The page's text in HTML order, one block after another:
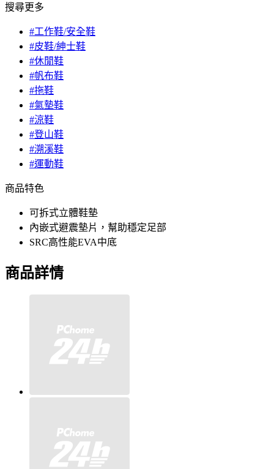
搜尋更多
#工作鞋/安全鞋
#皮鞋/紳士鞋
#休閒鞋
#帆布鞋
#拖鞋
#氣墊鞋
#涼鞋
#登山鞋
#溯溪鞋
#運動鞋
商品特色
可拆式立體鞋墊
內嵌式避震墊片，幫助穩定足部
SRC高性能EVA中底
商品詳情